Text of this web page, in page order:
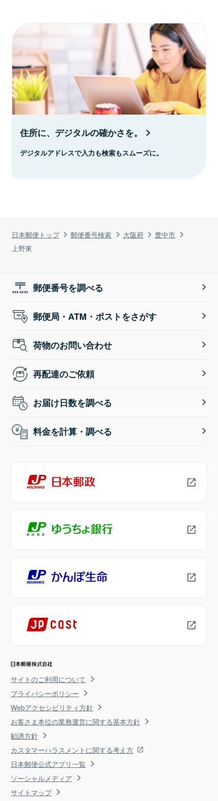
日本郵便トップ 郵便番号検索 大阪府
豊中市
上野東
住所に、デジタルの確かさを。
デジタルアドレスで入力も検索もスムーズに。
郵便番号を調べる
郵便局・ATM・ポストをさがす
荷物のお問い合わせ
再配達のご依頼
お届け日数を調べる
料金を計算・調べる
サイトのご利用について
プライバシーポリシー
Webアクセシビリティ方針
お客さま本位の業務運営に関する基本方針
勧誘方針
カスタマーハラスメントに関する考え方
日本郵便公式アプリ一覧
ソーシャルメディア
サイトマップ